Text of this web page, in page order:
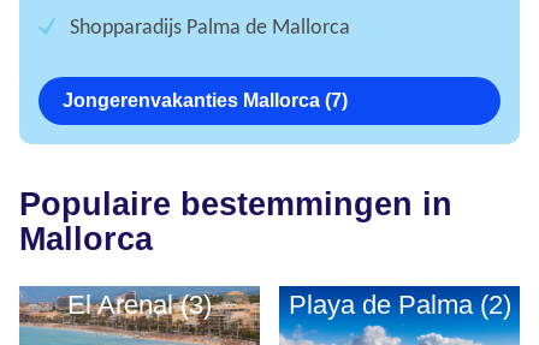
Shopparadijs Palma de Mallorca
Jongerenvakanties Mallorca (7)
Populaire bestemmingen in
Mallorca
El Arenal (3) Playa de Palma (2)